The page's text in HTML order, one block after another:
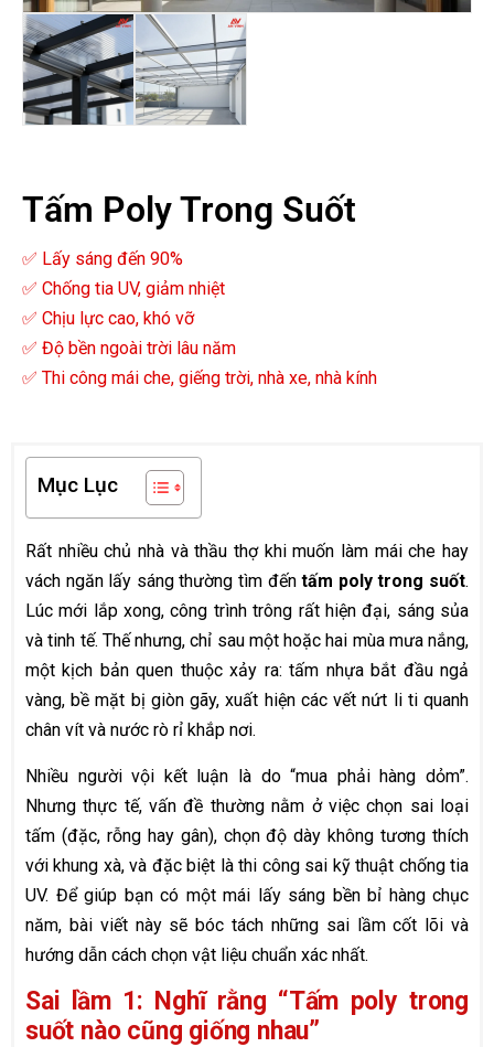
Tấm Poly Trong Suốt
✅ Lấy sáng đến 90%
✅ Chống tia UV, giảm nhiệt
✅ Chịu lực cao, khó vỡ
✅ Độ bền ngoài trời lâu năm
✅ Thi công mái che, giếng trời, nhà xe, nhà kính
Mục Lục
Rất nhiều chủ nhà và thầu thợ khi muốn làm mái che hay
vách ngăn lấy sáng thường tìm đếntấm poly trong suốt.
Lúc mới lắp xong, công trình trông rất hiện đại, sáng sủa
và tinh tế. Thế nhưng, chỉ sau một hoặc hai mùa mưa nắng,
một kịch bản quen thuộc xảy ra: tấm nhựa bắt đầu ngả
vàng, bề mặt bị giòn gãy, xuất hiện các vết nứt li ti quanh
chân vít và nước rò rỉ khắp nơi.
Nhiều người vội kết luận là do “mua phải hàng dỏm”.
Nhưng thực tế, vấn đề thường nằm ở việc chọn sai loại
tấm (đặc, rỗng hay gân), chọn độ dày không tương thích
với khung xà, và đặc biệt là thi công sai kỹ thuật chống tia
UV. Để giúp bạn có một mái lấy sáng bền bỉ hàng chục
năm, bài viết này sẽ bóc tách những sai lầm cốt lõi và
hướng dẫn cách chọn vật liệu chuẩn xác nhất.
Sai lầm 1: Nghĩ rằng “Tấm poly trong
suốt nào cũng giống nhau”